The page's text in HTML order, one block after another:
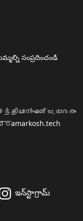
సంప్రదించండి
നിഘണ്ടു.ഭാരതം
amarkosh.tech
ఇన్‌స్టాగ్రామ్